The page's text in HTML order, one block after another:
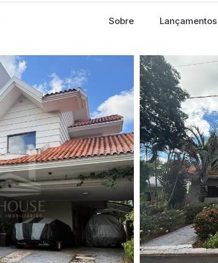
Sobre Lançamentos